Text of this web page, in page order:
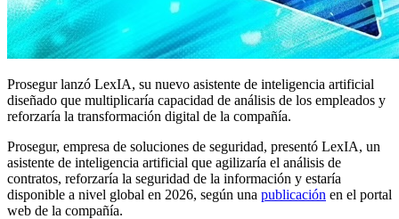
Prosegur lanzó LexIA, su nuevo asistente de inteligencia artificial
diseñado que multiplicaría capacidad de análisis de los empleados y
reforzaría la transformación digital de la compañía.
Prosegur, empresa de soluciones de seguridad, presentó LexIA, un
asistente de inteligencia artificial que agilizaría el análisis de
contratos, reforzaría la seguridad de la información y estaría
disponible a nivel global en 2026, según una publicación en el portal
web de la compañía.